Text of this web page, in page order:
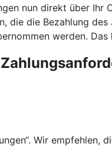
nun direkt über Ihr
die die Bezahlung
werden.
Wir